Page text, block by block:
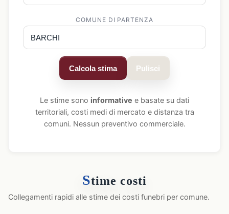
COMUNE DI PARTENZA
Calcola stima Pulisci
Le stime sono informative e basate su dati
territoriali, costi medi di mercato e distanza tra
comuni. Nessun preventivo commerciale.
Stime costi
Collegamenti rapidi alle stime dei costi funebri per comune.